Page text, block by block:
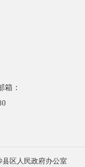
箱：
区人民政府办公室